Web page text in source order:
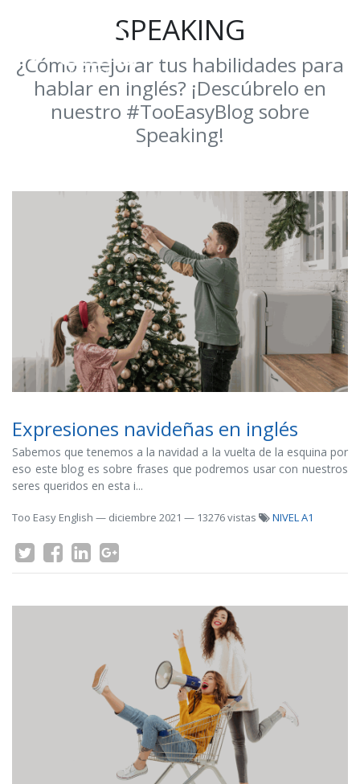
SPEAKING
¿Cómo mejorar tus habilidades para
hablar en inglés? ¡Descúbrelo en
nuestro #TooEasyBlog sobre
Speaking!
Expresiones navideñas en inglés
Sabemos que tenemos a la navidad a la vuelta de la esquina por
eso este blog es sobre frases que podremos usar con nuestros
seres queridos en esta i...
Too Easy English — diciembre 2021 — 13276 vistas NIVEL A1